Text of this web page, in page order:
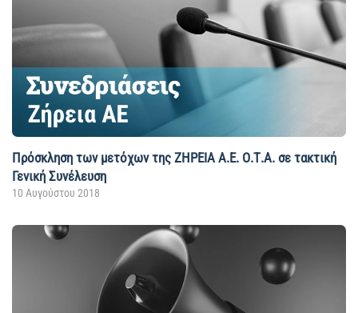
Πρόσκληση των μετόχων της ΖΗΡΕΙΑ Α.Ε. Ο.Τ.Α. σε τακτική
Γενική Συνέλευση
10 Αυγούστου 2018